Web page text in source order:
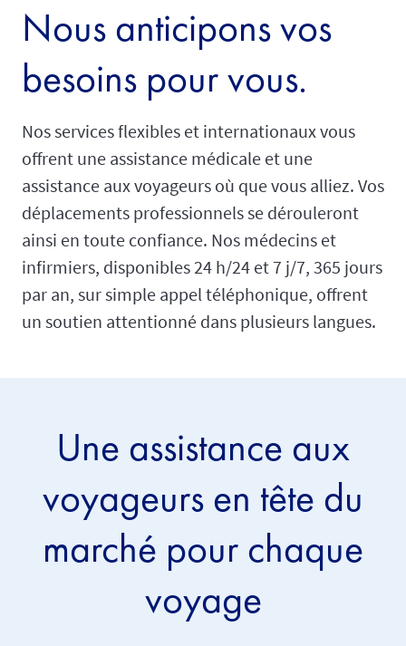
Nous anticipons vos
besoins pour vous.
Nos services flexibles et internationaux vous
offrent une assistance médicale et une
assistance aux voyageurs où que vous alliez. Vos
déplacements professionnels se dérouleront
ainsi en toute confiance. Nos médecins et
infirmiers, disponibles 24 h/24 et 7 j/7, 365 jours
par an, sur simple appel téléphonique, offrent
un soutien attentionné dans plusieurs langues.
Une assistance aux
voyageurs en tête du
marché pour chaque
voyage